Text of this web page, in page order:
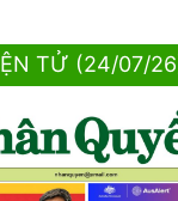
TỬ (24/07/